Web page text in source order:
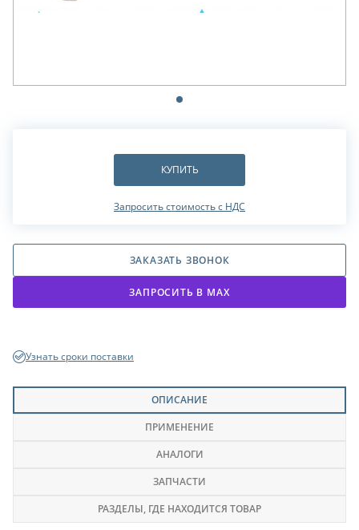
КУПИТЬ
Запросить стоимость с НДС
ЗАКАЗАТЬ ЗВОНОК
ЗАПРОСИТЬ В МАХ
Узнать сроки поставки
ОПИСАНИЕ
ПРИМЕНЕНИЕ
АНАЛОГИ
ЗАПЧАСТИ
РАЗДЕЛЫ, ГДЕ НАХОДИТСЯ ТОВАР